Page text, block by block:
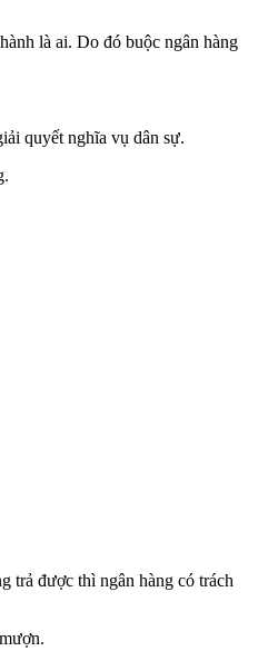
là ai. Do đó buộc ngân hàng
quyết nghĩa vụ dân sự.
trả được thì ngân hàng có trách